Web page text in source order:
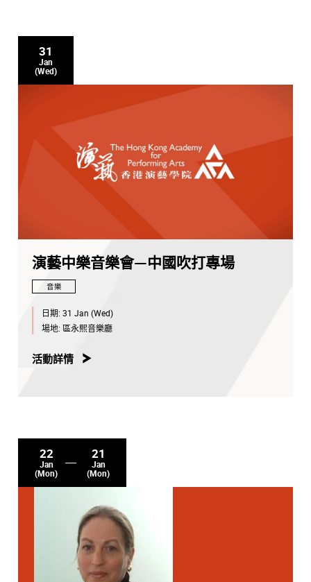
31
Jan
(Wed)
演藝中樂音樂會—中國吹打專場
音樂
日期: 31 Jan (Wed)
場地: 區永熙音樂廳
活動詳情
22
Jan
(Mon)
21
Jan
(Mon)